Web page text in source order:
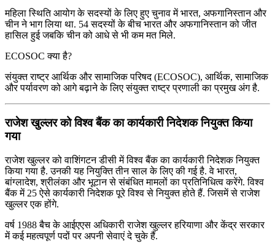
महिला स्थिति आयोग के सदस्‍यों के लिए हुए चुनाव में भारत, अफगानिस्‍तान और
चीन ने भाग लिया था. 54 सदस्‍यों के बीच भारत और अफगानिस्‍तान को जीत
हासिल हुई जबकि चीन को आधे से भी कम मत मिले.
ECOSOC क्या है?
संयुक्‍त राष्‍ट्र आर्थिक और सामाजिक परिषद (ECOSOC), आर्थिक, सामाजिक
और पर्यावरण को आगे बढ़ाने के लिए संयुक्त राष्ट्र प्रणाली का प्रमुख अंग है.
राजेश खुल्लर को विश्व बैंक का कार्यकारी निदेशक नियुक्त किया
गया
राजेश खुल्लर को वाशिंगटन डीसी में विश्व बैंक का कार्यकारी निदेशक नियुक्त
किया गया है. उनकी यह नियुक्ति तीन साल के लिए की गई है. वे भारत,
बांग्लादेश, श्रीलंका और भूटान से संबंधित मामलों का प्रतिनिधित्व करेंगे. विश्व
बैंक में 25 ऐसे कार्यकारी निदेशक पूरे विश्व से नियुक्त होते हैं. जिसमें से राजेश
खुल्लर एक होंगे.
वर्ष 1988 बैच के आईएएस अधिकारी राजेश खुल्लर हरियाणा और केंद्र सरकार
में कई महत्वपूर्ण पदों पर अपनी सेवाएं दे चुके हैं.